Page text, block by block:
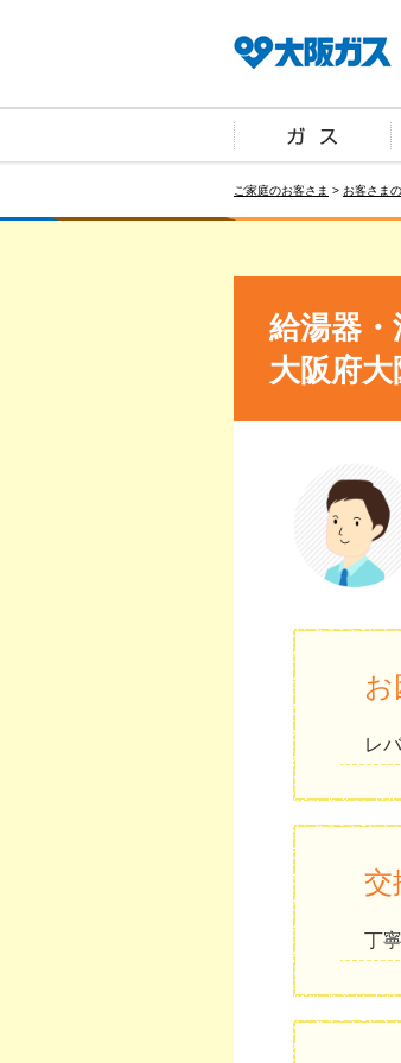
ご家庭のお客さま > お客さま
給湯器
大阪府
レ
交
丁